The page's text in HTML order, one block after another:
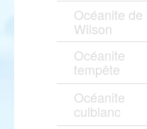
Océanite de
Wilson
Océanite
tempête
Océanite
culblanc